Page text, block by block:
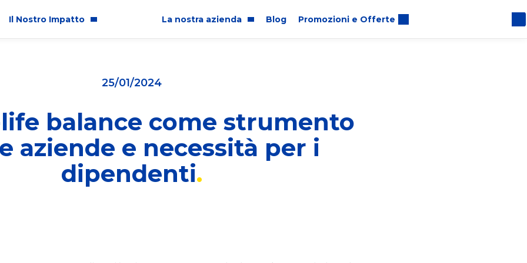
Il Nostro Impatto
sulle Comunità
ed Inclusione
Ambientale
La nostra azienda
Sedi in Italia
Lavora con noi
Premi e Riconoscimenti
Blog Promozioni e Offerte
25/01/2024
balance come strumento
aziende e necessità per i
dipendenti